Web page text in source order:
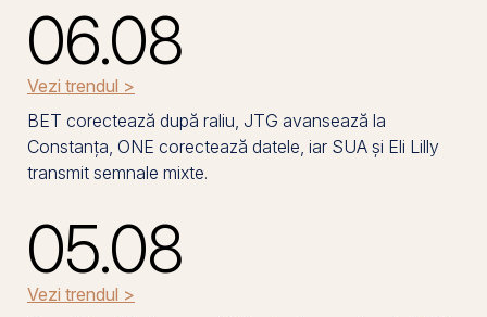
06.08
Vezi trendul >
BET corectează după raliu, JTG avansează la
Constanța, ONE corectează datele, iar SUA și Eli Lilly
transmit semnale mixte.
05.08
Vezi trendul >